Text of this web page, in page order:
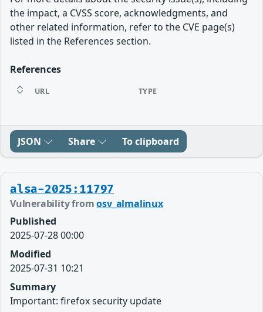
the impact, a CVSS score, acknowledgments, and
other related information, refer to the CVE page(s)
listed in the References section.
References
URL TYPE
JSON Share To clipboard
alsa-2025:11797
Vulnerability fromosv_almalinux
Published
2025-07-28 00:00
Modified
2025-07-31 10:21
Summary
Important: firefox security update